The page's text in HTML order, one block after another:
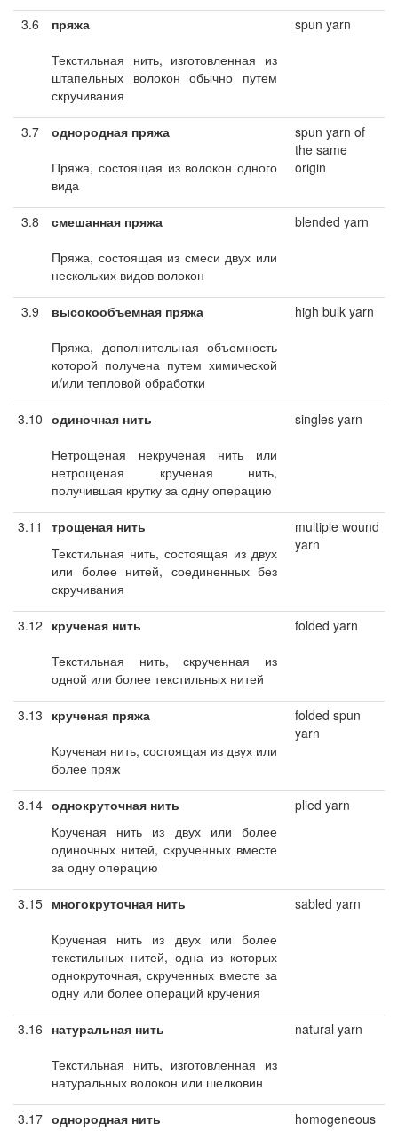
3.6
пряжа
Текстильная нить, изготовленная из
штапельных волокон обычно путем
скручивания
spun yarn
3.7
однородная пряжа
Пряжа, состоящая из волокон одного
вида
spun yarn of
the same
origin
3.8
смешанная пряжа
Пряжа, состоящая из смеси двух или
нескольких видов волокон
blended yarn
3.9
высокообъемная пряжа
Пряжа, дополнительная объемность
которой получена путем химической
и/или тепловой обработки
high bulk yarn
3.10 одиночная нить
Нетрощеная некрученая нить или
нетрощеная крученая нить,
получившая крутку за одну операцию
singles yarn
3.11
трощеная нить
Текстильная нить, состоящая из двух
или более нитей, соединенных без
скручивания
multiple wound
yarn
3.12 крученая нить
Текстильная нить, скрученная из
одной или более текстильных нитей
folded yarn
3.13 крученая пряжа
Крученая нить, состоящая из двух или
более пряж
folded spun
yarn
3.14 однокруточная нить
Крученая нить из двух или более
одиночных нитей, скрученных вместе
за одну операцию
plied yarn
3.15 многокруточная нить
Крученая нить из двух или более
текстильных нитей, одна из которых
однокруточная, скрученных вместе за
одну или более операций кручения
sabled yarn
3.16 натуральная нить
Текстильная нить, изготовленная из
натуральных волокон или шелковин
natural yarn
3.17 однородная нить
homogeneous